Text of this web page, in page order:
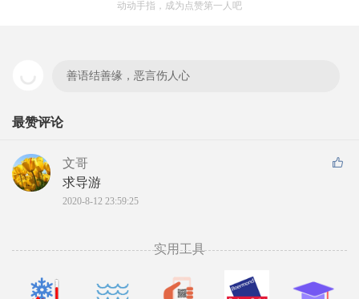
动动手指，成为点赞第一人吧
善语结善缘，恶言伤人心
最赞评论
文哥
求导游
2020-8-12 23:59:25
实用工具